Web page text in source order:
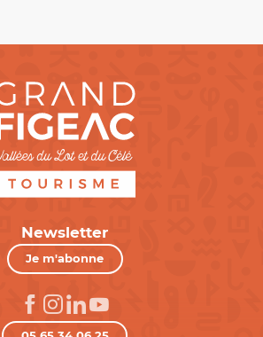
Newsletter
Je m'abonne